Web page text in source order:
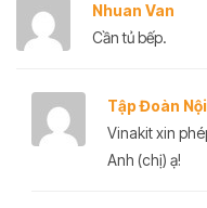
Nhuan Van
Cần tủ bếp.
Tập Đoàn
Vinakit xin
Anh (chị) ạ!